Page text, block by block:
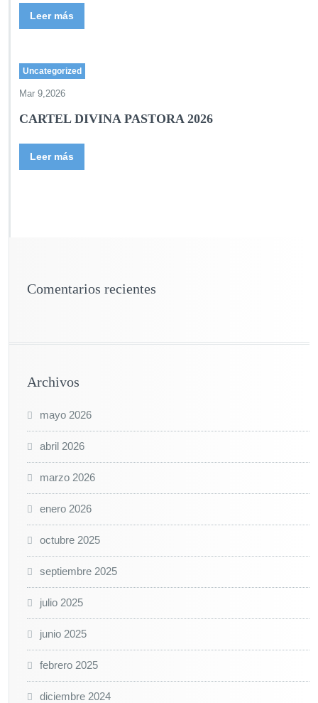
Leer más
Uncategorized
Mar 9,2026
CARTEL DIVINA PASTORA 2026
Leer más
Comentarios recientes
Archivos
mayo 2026
abril 2026
marzo 2026
enero 2026
octubre 2025
septiembre 2025
julio 2025
junio 2025
febrero 2025
diciembre 2024